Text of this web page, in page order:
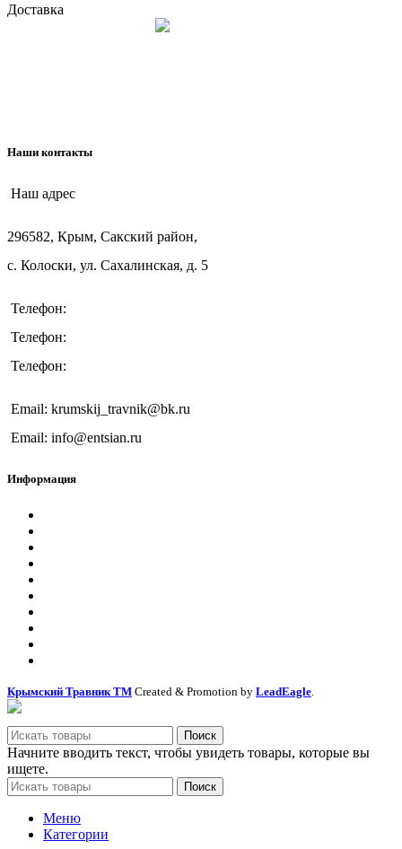
Доставка
Наши контакты
Наш адрес
296582, Крым, Сакский район,
с. Колоски, ул. Сахалинская, д. 5
Телефон:
Телефон:
Телефон:
Email: krumskij_travnik@bk.ru
Email: info@entsian.ru
Информация
Крымский Травник ТМ Created & Promotion by LeadEagle
Поиск
Начните вводить текст, чтобы увидеть товары, которые вы
ищете.
Поиск
Меню
Категории